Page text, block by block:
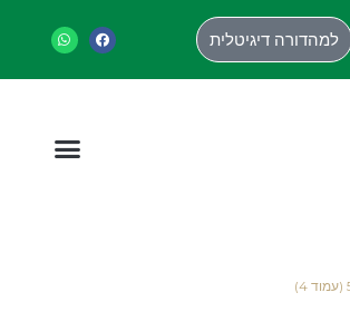
למהדורה דיגיטלית